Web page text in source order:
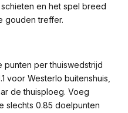
en het spel breed
gouden treffer.
per thuiswedstrijd
voor Westerlo buitenshuis,
de thuisploeg. Voeg
slechts 0.85 doelpunten